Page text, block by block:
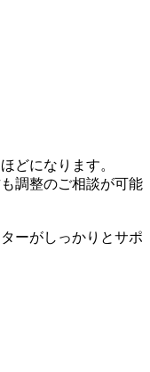
どになります。
調整のご相談が可能
ーがしっかりとサポ